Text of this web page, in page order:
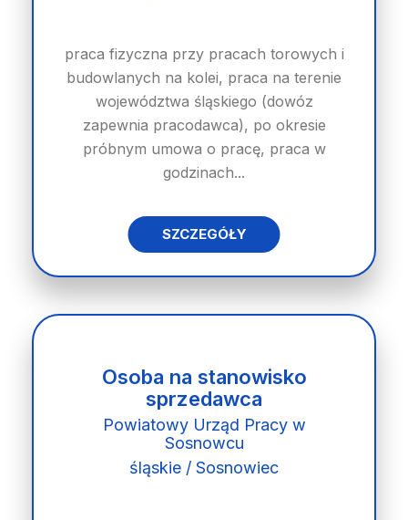
praca fizyczna przy pracach torowych i
budowlanych na kolei, praca na terenie
województwa śląskiego (dowóz
zapewnia pracodawca), po okresie
próbnym umowa o pracę, praca w
godzinach...
SZCZEGÓŁY
Osoba na stanowisko
sprzedawca
Powiatowy Urząd Pracy w
Sosnowcu
śląskie / Sosnowiec